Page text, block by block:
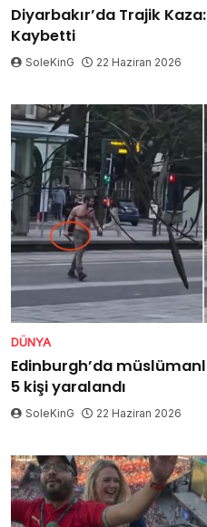
Diyarbakır’da Trajik
Kaybetti
SoleKinG 22 Haziran 2026
DÜNYA
Edinburgh’da
5 kişi yaralandı
SoleKinG 22 Haziran 2026